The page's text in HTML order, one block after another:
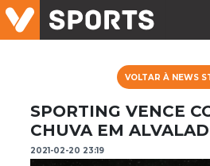
VOLTAR À NEWS
SPORTING VENCE
CHUVA EM
2021-02-20 23:19